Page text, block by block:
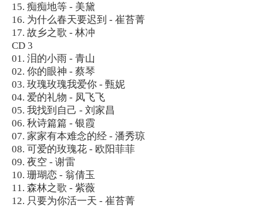
15. 痴痴地等 - 美黛
16. 为什么春天要迟到 - 崔苔菁
17. 故乡之歌 - 林冲
CD 3
01. 泪的小雨 - 青山
02. 你的眼神 - 蔡琴
03. 玫瑰玫瑰我爱你 - 甄妮
04. 爱的礼物 - 凤飞飞
05. 我找到自己 - 刘家昌
06. 秋诗篇篇 - 银霞
07. 家家有本难念的经 - 潘秀琼
08. 可爱的玫瑰花 - 欧阳菲菲
09. 夜空 - 谢雷
10. 珊瑚恋 - 翁倩玉
11. 森林之歌 - 紫薇
12. 只要为你活一天 - 崔苔菁